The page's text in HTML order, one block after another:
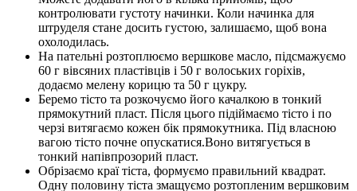
контролювати густоту начинки. Коли начинка для
штруделя стане досить густою, залишаємо, щоб вона
охолодилась.
На пательні розтоплюємо вершкове масло, підсмажуємо
60 г вівсяних пластівців і 50 г волоських горіхів,
додаємо мелену корицю та 50 г цукру.
Беремо тісто та розкочуємо його качалкою в тонкий
прямокутний пласт. Після цього підіймаємо тісто і по
черзі витягаємо кожен бік прямокутника. Під власною
вагою тісто почне опускатися.Воно витягується в
тонкий напівпрозорий пласт.
Обрізаємо краї тіста, формуємо правильний квадрат.
Одну половину тіста змащуємо розтопленим вершковим